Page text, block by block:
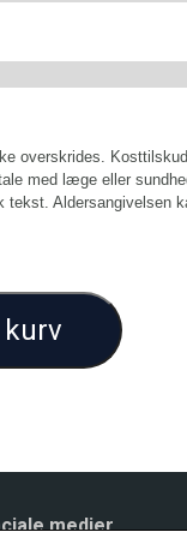
overskrides.
med læge eller
Aldersangivelsen
medier